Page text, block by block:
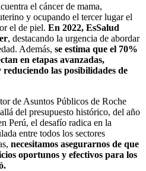
el cáncer de mama,
y ocupando el tercer lugar el
el de piel. En 2022, EsSalud
, destacando la urgencia de abordar
Además, se estima que el 70%
en etapas avanzadas,
las posibilidades de
de Asuntos Públicos de Roche
del presupuesto histórico, del año
Perú, el desafío radica en la
entre todos los sectores
necesitamos asegurarnos de que
oportunos y efectivos para los